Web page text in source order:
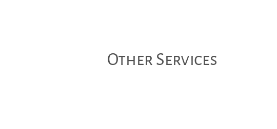
Other Services